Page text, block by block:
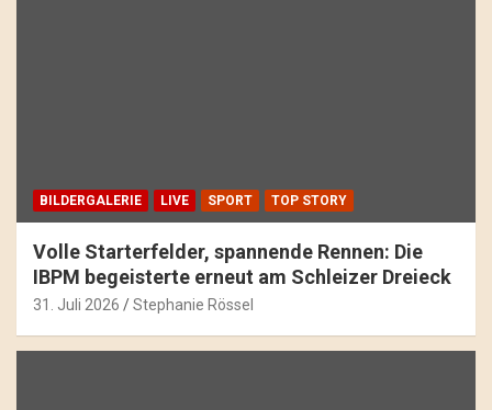
BILDERGALERIE LIVE SPORT TOP STORY
Volle Starterfelder, spannende Rennen: Die
IBPM begeisterte erneut am Schleizer Dreieck
31. Juli 2026 Stephanie Rössel